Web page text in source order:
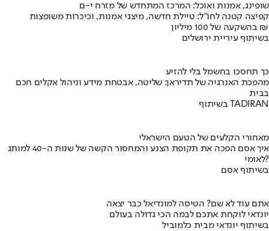
שופינג, אמנות ואוכל: המרכז המתחדש של מזרח י-ם
קפיצה קטנה לחו"ל: טיילת חדשה, מיצגי אמנות, וכיכרות משופצות
בהשקעה של 100 מיליון ₪
בשיתוף עיריית ירושלים
כך תחסכו בחשמל בלי להזיע
מהפכת האנרגיה של תדיראן: שליטה, אבטחת מידע וניהול אקלים חכם
בבית
בשיתוף TADIRAN
מאחורי הקלעים של הטעם הישראלי
איך אסם הפכה את תקופת הצנע והמחסור הקשה של שנות ה-40 למותג
לאומי?
בשיתוף אסם
אתם עוד לא שם? הטיסה למונדיאל כבר יצאה
יונדאי לוקחת אתכם לבמה הכי גדולה בעולם
בשיתוף יונדאי מבית כלמוביל